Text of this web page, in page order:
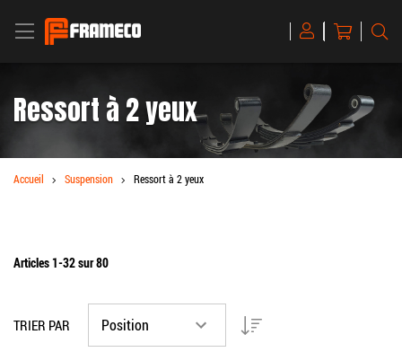
Mon panier
BASCULER LA NAVIGATION
Ressort à 2 yeux
Accueil Suspension Ressort à 2 yeux
Articles1-32sur80
TRIER PAR Par ordre décroissant